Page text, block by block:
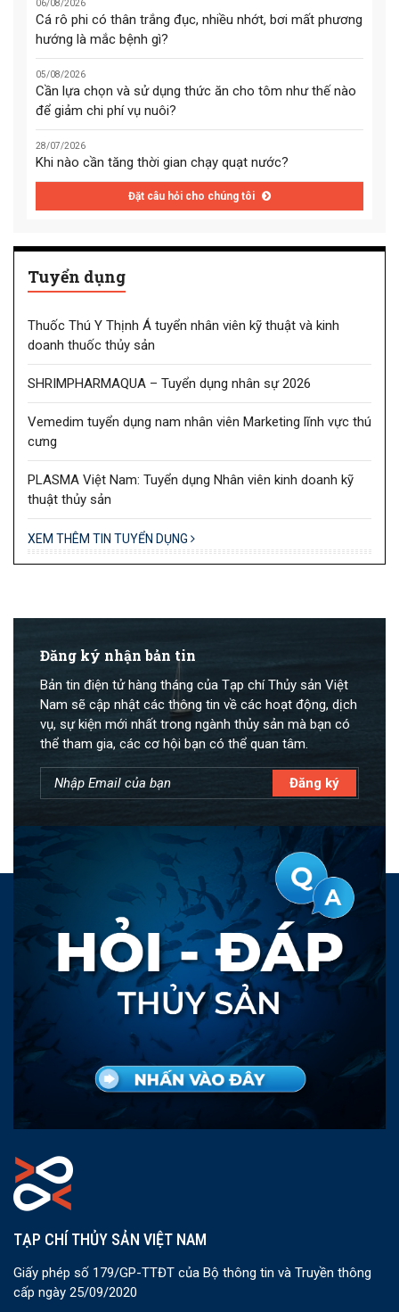
06/08/2026
Cá rô phi có thân trắng đục, nhiều nhớt, bơi mất phương
hướng là mắc bệnh gì?
05/08/2026
Cần lựa chọn và sử dụng thức ăn cho tôm như thế nào
để giảm chi phí vụ nuôi?
28/07/2026
Khi nào cần tăng thời gian chạy quạt nước?
Đặt câu hỏi cho chúng tôi
Tuyển dụng
Thuốc Thú Y Thịnh Á tuyển nhân viên kỹ thuật và kinh
doanh thuốc thủy sản
SHRIMPHARMAQUA – Tuyển dụng nhân sự 2026
Vemedim tuyển dụng nam nhân viên Marketing lĩnh vực thú
cưng
PLASMA Việt Nam: Tuyển dụng Nhân viên kinh doanh kỹ
thuật thủy sản
XEM THÊM TIN TUYỂN DỤNG
Đăng ký nhận bản tin
Bản tin điện tử hàng tháng của Tạp chí Thủy sản Việt
Nam sẽ cập nhật các thông tin về các hoạt động, dịch
vụ, sự kiện mới nhất trong ngành thủy sản mà bạn có
thể tham gia, các cơ hội bạn có thể quan tâm.
TẠP CHÍ THỦY SẢN VIỆT NAM
Giấy phép số 179/GP-TTĐT của Bộ thông tin và Truyền thông
cấp ngày 25/09/2020